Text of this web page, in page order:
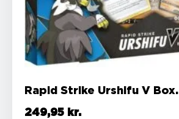
Rapid Strike Urshifu V Box.
249,95 kr.